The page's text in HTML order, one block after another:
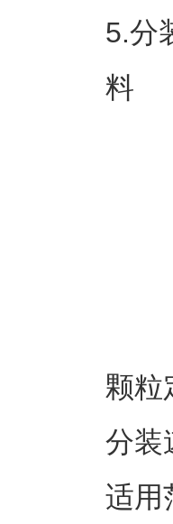
5.分
料
颗粒
分装
适用